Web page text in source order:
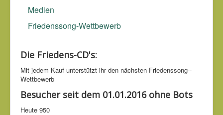
Medien
Friedenssong-Wettbewerb
Die Friedens-CD's:
Mit jedem Kauf unter­stützt ihr den nächsten Friedens­song-­
Wettbe­werb
Besucher seit dem 01.01.2016 ohne Bots
Heute 950